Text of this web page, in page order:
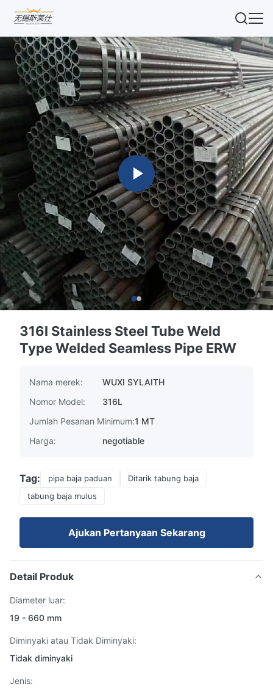
316l Stainless Steel Tube Weld
Type Welded Seamless Pipe ERW
Nama merek:
WUXI SYLAITH
Nomor Model:
316L
Jumlah Pesanan Minimum:1 MT
Harga:
negotiable
Tag: pipa baja paduan
Ditarik tabung baja
tabung baja mulus
Ajukan Pertanyaan Sekarang
Detail Produk
Diameter luar:
19 - 660 mm
Diminyaki atau Tidak Diminyaki:
Tidak diminyaki
Jenis: